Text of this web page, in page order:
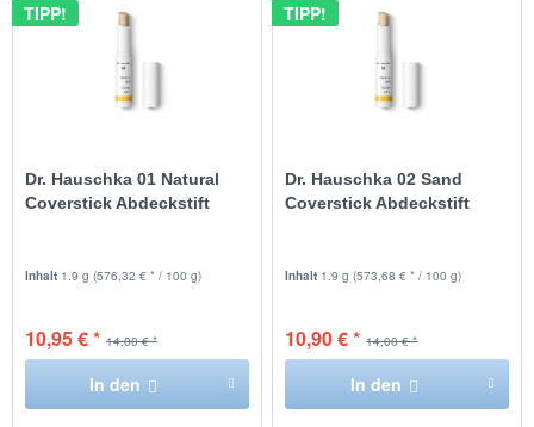
TIPP!
Dr. Hauschka 01 Natural
Coverstick Abdeckstift
Inhalt 1.9 g(576,32 € * / 100 g)
14,00 € *
10,95 € *
In den
TIPP!
Dr. Hauschka 02 Sand
Coverstick Abdeckstift
Inhalt 1.9 g(573,68 € * / 100 g)
14,00 € *
10,90 € *
In den